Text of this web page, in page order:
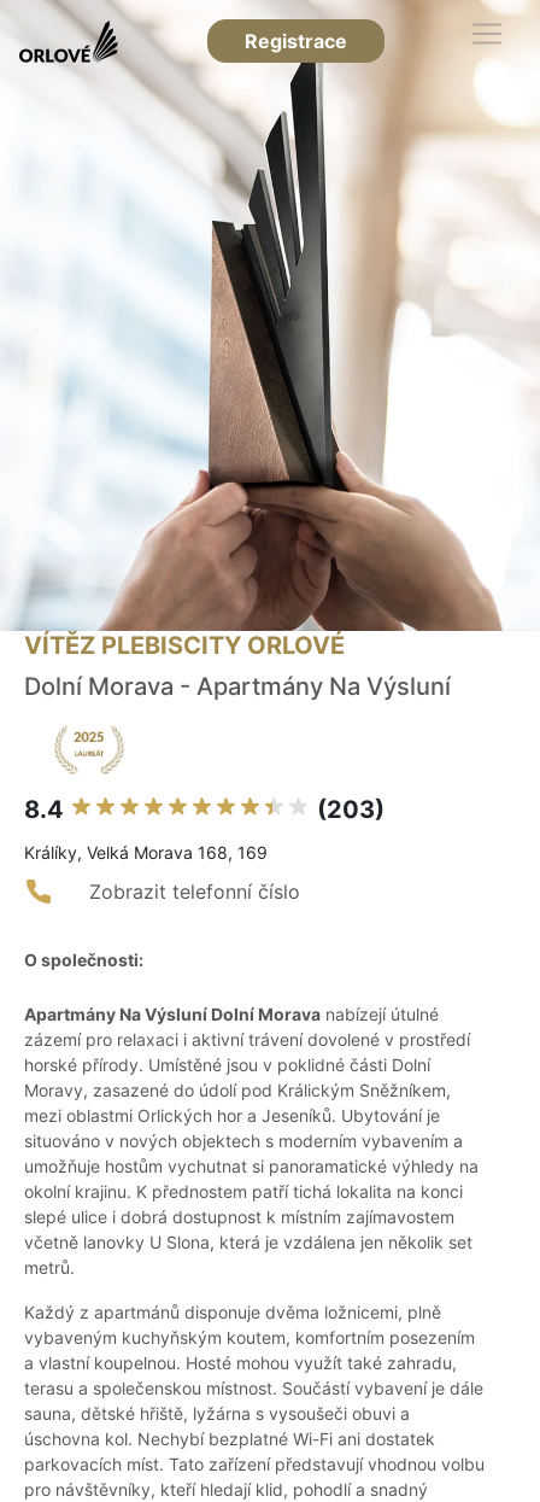
Registrace
VÍTĚZ PLEBISCITY ORLOVÉ
Dolní Morava - Apartmány Na Výsluní
8.4 (203)
Králíky, Velká Morava 168, 169
Zobrazit telefonní číslo
O společnosti:
Apartmány Na Výsluní Dolní Morava nabízejí útulné
zázemí pro relaxaci i aktivní trávení dovolené v prostředí
horské přírody. Umístěné jsou v poklidné části Dolní
Moravy, zasazené do údolí pod Králickým Sněžníkem,
mezi oblastmi Orlických hor a Jeseníků. Ubytování je
situováno v nových objektech s moderním vybavením a
umožňuje hostům vychutnat si panoramatické výhledy na
okolní krajinu. K přednostem patří tichá lokalita na konci
slepé ulice i dobrá dostupnost k místním zajímavostem
včetně lanovky U Slona, která je vzdálena jen několik set
metrů.
Každý z apartmánů disponuje dvěma ložnicemi, plně
vybaveným kuchyňským koutem, komfortním posezením
a vlastní koupelnou. Hosté mohou využít také zahradu,
terasu a společenskou místnost. Součástí vybavení je dále
sauna, dětské hřiště, lyžárna s vysoušeči obuvi a
úschovna kol. Nechybí bezplatné Wi-Fi ani dostatek
parkovacích míst. Tato zařízení představují vhodnou volbu
pro návštěvníky, kteří hledají klid, pohodlí a snadný